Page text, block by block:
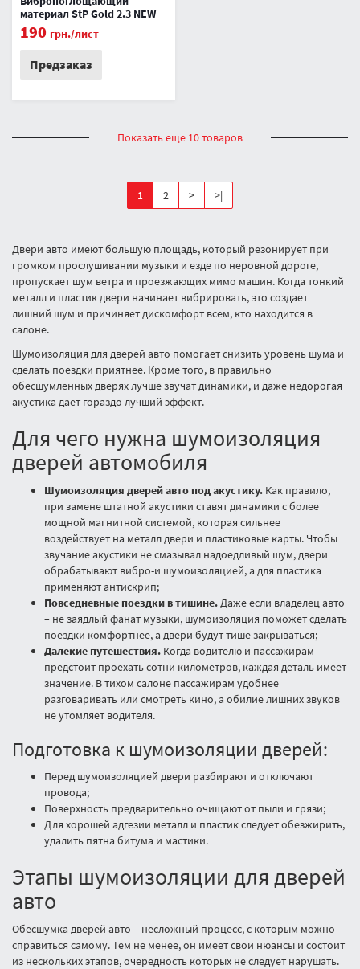
материал StP Gold 2.3 NEW
190 грн./лист
Предзаказ
Показать еще 10 товаров
1 2 > >|
Двери авто имеют большую площадь, который резонирует при
громком прослушивании музыки и езде по неровной дороге,
пропускает шум ветра и проезжающих мимо машин. Когда тонкий
металл и пластик двери начинает вибрировать, это создает
лишний шум и причиняет дискомфорт всем, кто находится в
салоне.
Шумоизоляция для дверей авто помогает снизить уровень шума и
сделать поездки приятнее. Кроме того, в правильно
обесшумленных дверях лучше звучат динамики, и даже недорогая
акустика дает гораздо лучший эффект.
Для чего нужна шумоизоляция
дверей автомобиля
Шумоизоляция дверей авто под акустику. Как правило,
при замене штатной акустики ставят динамики с более
мощной магнитной системой, которая сильнее
воздействует на металл двери и пластиковые карты. Чтобы
звучание акустики не смазывал надоедливый шум, двери
обрабатывают вибро-и шумоизоляцией, а для пластика
применяют антискрип;
Повседневные поездки в тишине.Даже если владелец авто
– не заядлый фанат музыки, шумоизоляция поможет сделать
поездки комфортнее, а двери будут тише закрываться;
Далекие путешествия. Когда водителю и пассажирам
предстоит проехать сотни километров, каждая деталь имеет
значение. В тихом салоне пассажирам удобнее
разговаривать или смотреть кино, а обилие лишних звуков
не утомляет водителя.
Подготовка к шумоизоляции дверей:
Перед шумоизоляцией двери разбирают и отключают
провода;
Поверхность предварительно очищают от пыли и грязи;
Для хорошей адгезии металл и пластик следует обезжирить,
удалить пятна битума и мастики.
Этапы шумоизоляции для дверей
авто
Обесшумка дверей авто – несложный процесс, с которым можно
справиться самому. Тем не менее, он имеет свои нюансы и состоит
из нескольких этапов, очередность которых не следует нарушать.